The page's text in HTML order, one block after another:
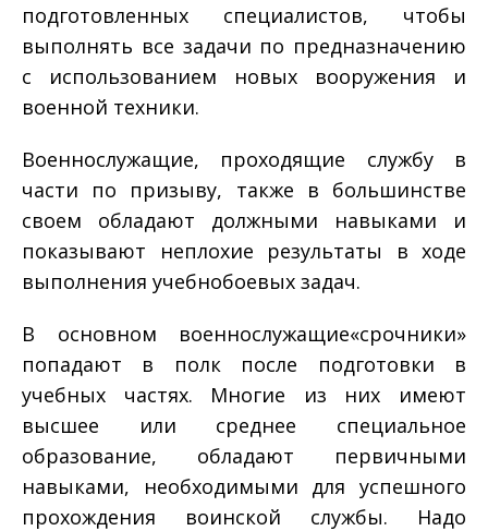
подготовленных специалистов, чтобы
выполнять все задачи по предназначению
с использованием новых вооружения и
военной техники.
Военнослужащие, проходящие службу в
части по призыву, также в большинстве
своем обладают должными навыками и
показывают неплохие результаты в ходе
выполнения учебно­боевых задач.
В основном военнослужащие­«срочники»
попадают в полк после подготовки в
учебных частях. Многие из них имеют
высшее или среднее специальное
образование, обладают первичными
навыками, необходимыми для успешного
прохождения воинской службы. Надо